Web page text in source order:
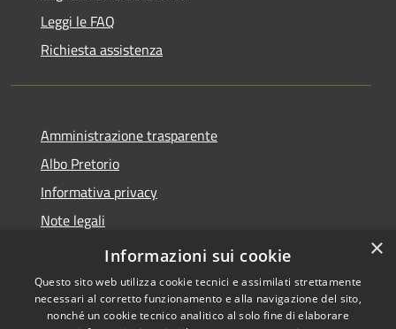
Leggi le FAQ
Richiesta assistenza
Amministrazione trasparente
Albo Pretorio
Informativa privacy
Note legali
Dichiarazione di accessibilità
×
Informazioni sui cookie
Questo sito web utilizza cookie tecnici e assimilati strettamente
necessari al corretto funzionamento e alla navigazione del sito,
nonché un cookie tecnico analitico al solo fine di elaborare